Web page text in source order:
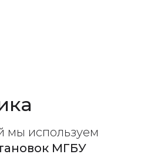
лучшие марки бетона
мы используем
МГБУ